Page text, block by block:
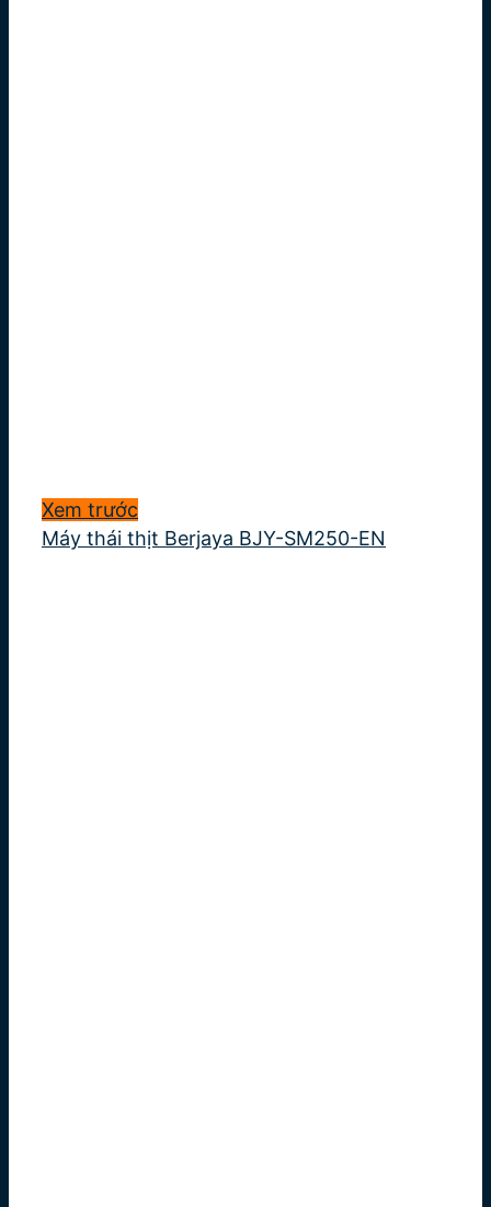
Xem trước
Máy thái thịt Berjaya BJY-SM250-EN